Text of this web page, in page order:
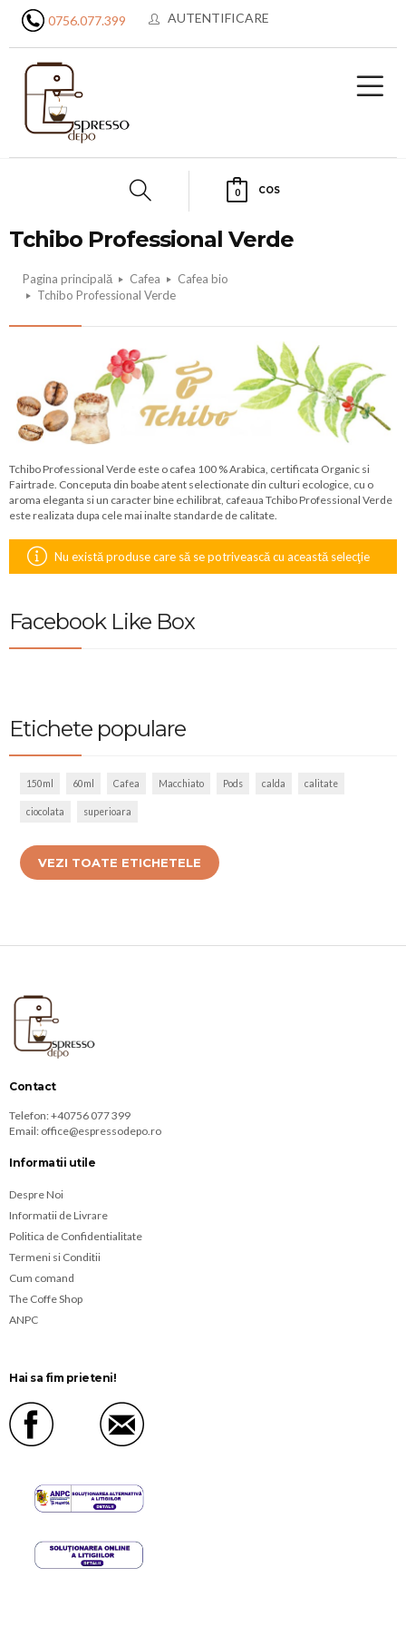
0756.077.399 AUTENTIFICARE
0 COS
Tchibo Professional Verde
Pagina principală Cafea
Cafea bio
Tchibo Professional Verde
Tchibo Professional Verde este o cafea 100 % Arabica, certificata Organic si
Fairtrade. Conceputa din boabe atent selectionate din culturi ecologice, cu o
aroma eleganta si un caracter bine echilibrat, cafeaua Tchibo Professional Verde
este realizata dupa cele mai inalte standarde de calitate.
Nu există produse care să se potrivească cu această selecţie
Facebook Like Box
Etichete populare
150ml 60ml Cafea Macchiato Pods calda calitate
ciocolata superioara
VEZI TOATE ETICHETELE
Contact
Telefon:+40756 077 399
Email: office@espressodepo.ro
Informatii utile
Despre Noi
Informatii de Livrare
Politica de Confidentialitate
Termeni si Conditii
Cum comand
The Coffe Shop
ANPC
Hai sa fim prieteni!